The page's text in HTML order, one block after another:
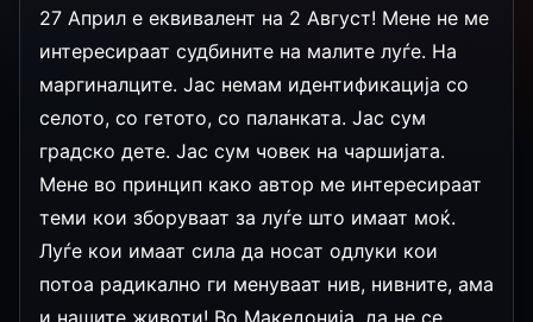
27 Април е еквивалент на 2 Август! Мене не ме
интересираат судбините на малите луѓе. На
маргиналците. Јас немам идентификација со
селото, со гетото, со паланката. Јас сум
градско дете. Јас сум човек на чаршијата.
Мене во принцип како автор ме интересираат
теми кои зборуваат за луѓе што имаат моќ.
Луѓе кои имаат сила да носат одлуки кои
потоа радикално ги менуваат нив, нивните, ама